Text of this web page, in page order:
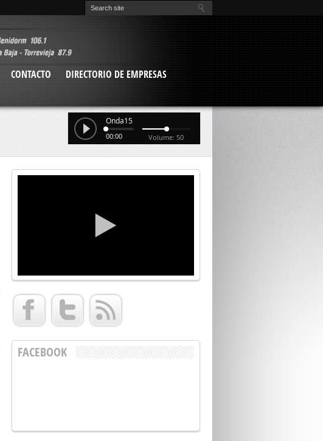
CONTACTO
DIRECTORIO DE EMPRESAS
Onda15
00:00 Volume: 50
FACEBOOK